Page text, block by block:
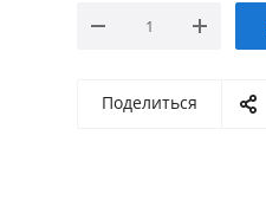
Поделиться